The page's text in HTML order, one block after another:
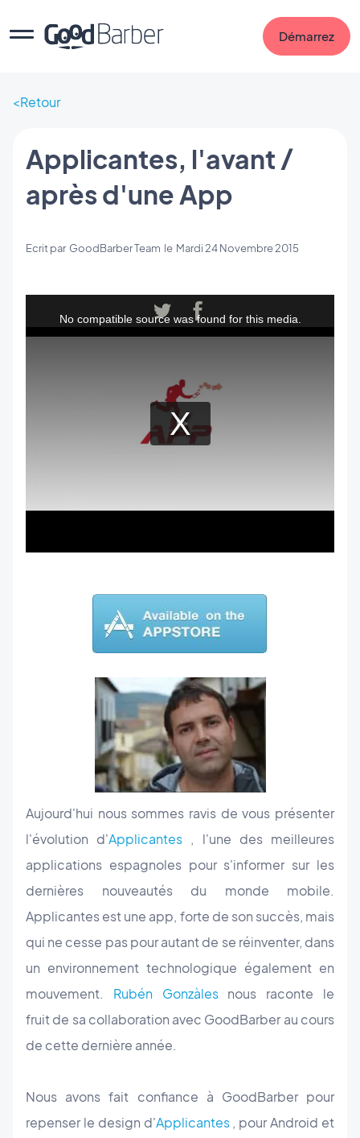
Démarrez
Retour
Applicantes, l'avant /
après d'une App
Ecrit par GoodBarber Team le Mardi 24 Novembre 2015
Aujourd'hui nous sommes ravis de vous présenter
l'évolution d'Applicantes , l'une des meilleures
applications espagnoles pour s'informer sur les
dernières nouveautés du monde mobile.
Applicantes est une app, forte de son succès, mais
qui ne cesse pas pour autant de se réinventer, dans
un environnement technologique également en
mouvement. Rubén Gonzàlesnous raconte le
fruit de sa collaboration avec GoodBarber au cours
de cette dernière année.
Nous avons fait confiance à GoodBarber pour
repenser le design d'Applicantes, pour Android et